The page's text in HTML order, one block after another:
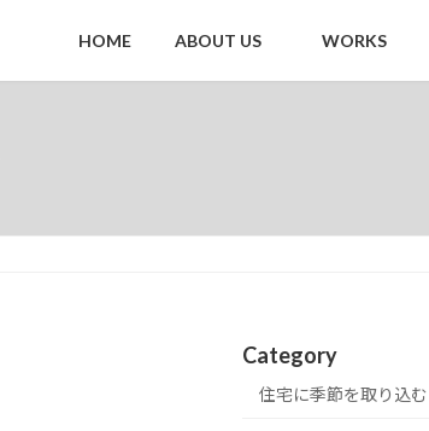
HOME ABOUT US WORKS
Category
住宅に季節を取り込む